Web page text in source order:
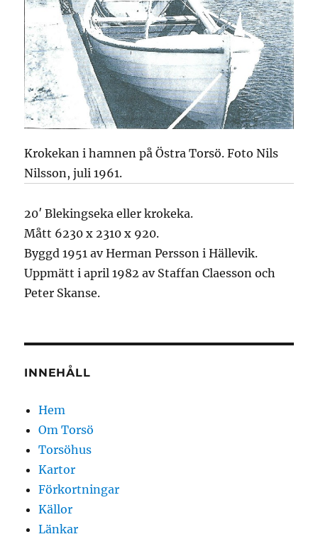
Krokekan i hamnen på Östra Torsö. Foto Nils
Nilsson, juli 1961.
20′ Blekingseka eller krokeka.
Mått 6230 x 2310 x 920.
Byggd 1951 av Herman Persson i Hällevik.
Uppmätt i april 1982 av Staffan Claesson och
Peter Skanse.
INNEHÅLL
Hem
Om Torsö
Torsöhus
Kartor
Förkortningar
Källor
Länkar